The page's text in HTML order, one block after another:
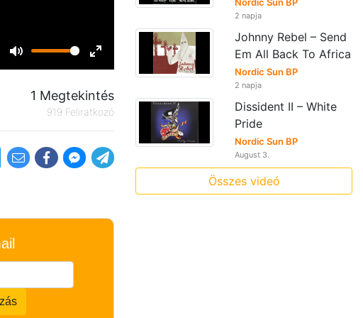
Mute
Enter
fullscreen
1 Megtekintés
919 Feliratkozó
2 napja
Johnny Rebel – Send
Em All Back To Africa
Nordic Sun BP
2 napja
Dissident II – White
Pride
Nordic Sun BP
August 3.
Összes videó